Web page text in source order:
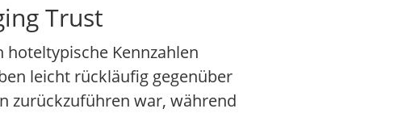
Trust
Kennzahlen
leicht rückläufig gegenüber
zurückzuführen war, während